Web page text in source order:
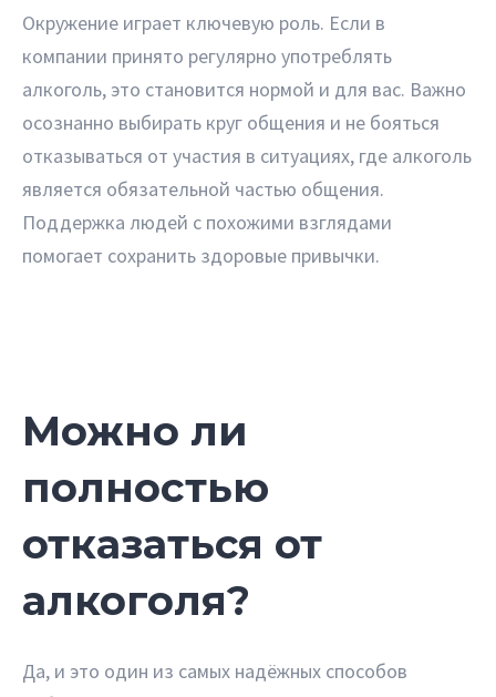
Окружение играет ключевую роль. Если в
компании принято регулярно употреблять
алкоголь, это становится нормой и для вас. Важно
осознанно выбирать круг общения и не бояться
отказываться от участия в ситуациях, где алкоголь
является обязательной частью общения.
Поддержка людей с похожими взглядами
помогает сохранить здоровые привычки.
Можно ли
полностью
отказаться от
алкоголя?
Да, и это один из самых надёжных способов